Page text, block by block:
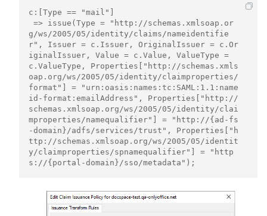
c:[Type == "mail"]
g/ws/2005/05/identity/claims/nameidentifie
r", Issuer = c.Issuer, OriginalIssuer = c.Or
iginalIssuer, Value = c.Value, ValueType =
c.ValueType, Properties["http://schemas.xmls
oap.org/ws/2005/05/identity/claimproperties/
format"] = "urn:oasis:names:tc:SAML:1.1:name
id-format:emailAddress", Properties["http://
schemas.xmlsoap.org/ws/2005/05/identity/clai
mproperties/namequalifier"] = "http://{ad-fs
-domain}/adfs/services/trust", Properties["h
ttp://schemas.xmlsoap.org/ws/2005/05/identit
y/claimproperties/spnamequalifier"] = "http
s://{portal-domain}/sso/metadata");